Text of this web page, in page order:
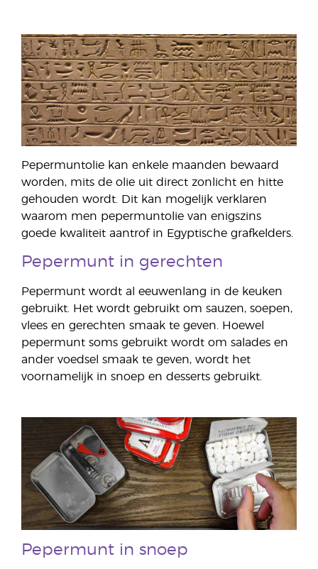
Pepermuntolie kan enkele maanden bewaard
worden, mits de olie uit direct zonlicht en hitte
gehouden wordt. Dit kan mogelijk verklaren
waarom men pepermuntolie van enigszins
goede kwaliteit aantrof in Egyptische grafkelders.
Pepermunt in gerechten
Pepermunt wordt al eeuwenlang in de keuken
gebruikt. Het wordt gebruikt om sauzen, soepen,
vlees en gerechten smaak te geven. Hoewel
pepermunt soms gebruikt wordt om salades en
ander voedsel smaak te geven, wordt het
voornamelijk in snoep en desserts gebruikt.
Pepermunt in snoep